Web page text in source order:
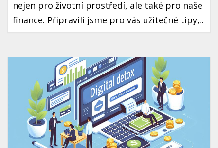
nejen pro životní prostředí, ale také pro naše
finance. Připravili jsme pro vás užitečné tipy,
jak se vypořádat s finančními vlivy těchto
Podíváme se na český kontext a konkrétní
kroky, které můžete podniknout už dnes.